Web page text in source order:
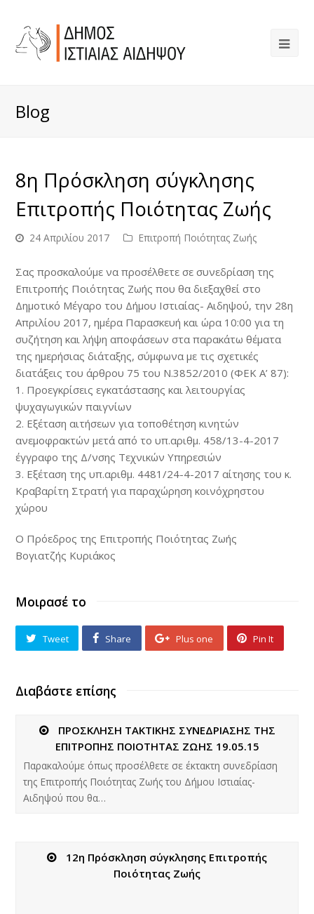
Blog
8η Πρόσκληση σύγκλησης
Επιτροπής Ποιότητας Ζωής
24 Απριλίου 2017 Επιτροπή Ποιότητας Ζωής
Σας προσκαλούμε να προσέλθετε σε συνεδρίαση της
Επιτροπής Ποιότητας Ζωής που θα διεξαχθεί στο
Δημοτικό Μέγαρο του Δήμου Ιστιαίας- Αιδηψού, την 28η
Απριλίου 2017, ημέρα Παρασκευή και ώρα 10:00 για τη
συζήτηση και λήψη αποφάσεων στα παρακάτω θέματα
της ημερήσιας διάταξης, σύμφωνα με τις σχετικές
διατάξεις του άρθρου 75 του Ν.3852/2010 (ΦΕΚ Α’ 87):
1. Προεγκρίσεις εγκατάστασης και λειτουργίας
ψυχαγωγικών παιγνίων
2. Εξέταση αιτήσεων για τοποθέτηση κινητών
ανεμοφρακτών μετά από το υπ.αριθμ. 458/13-4-2017
έγγραφο της Δ/νσης Τεχνικών Υπηρεσιών
3. Εξέταση της υπ.αριθμ. 4481/24-4-2017 αίτησης του κ.
Κραβαρίτη Στρατή για παραχώρηση κοινόχρηστου
χώρου
Ο Πρόεδρος της Επιτροπής Ποιότητας Ζωής
Βογιατζής Κυριάκος
Μοιρασέ το
Tweet Share Plus one Pin It
Διαβάστε επίσης
ΠΡΟΣΚΛΗΣΗ ΤΑΚΤΙΚΗΣ ΣΥΝΕΔΡΙΑΣΗΣ ΤΗΣ
ΕΠΙΤΡΟΠΗΣ ΠΟΙΟΤΗΤΑΣ ΖΩΗΣ 19.05.15
Παρακαλούμε όπως προσέλθετε σε έκτακτη συνεδρίαση
της Επιτροπής Ποιότητας Ζωής του Δήμου Ιστιαίας-
Αιδηψού που θα…
12η Πρόσκληση σύγκλησης Επιτροπής
Ποιότητας Ζωής